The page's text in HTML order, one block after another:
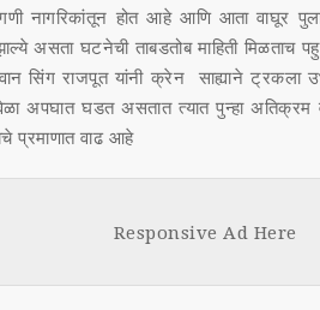
नागरिकांतून होत आहे आणि आता वाघूर
असता घटनेची ताबडतोब माहिती मिळताच
सिंग राजपूत यांनी क्रेन साह्याने ट्रकला
अपघात घडत असतात त्यात पुन्हा अतिक्रम
प्रमाणात वाढ आहे
Responsive Ad Here